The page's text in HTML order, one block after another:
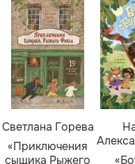
Светлана Горева
«Приключения
сыщика Рыжего